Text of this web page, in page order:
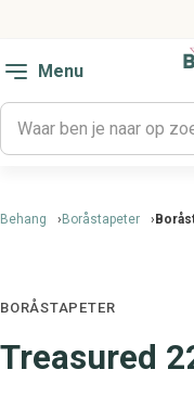
Menu
Behang Boråstapeter
BORÅSTAPETER
Treasured